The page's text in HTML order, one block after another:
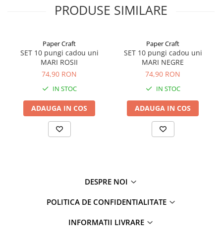
PRODUSE SIMILARE
Paper Craft
SET 10 pungi cadou uni
MARI ROSII
74,90 RON
IN STOC
ADAUGA IN COS
Paper Craft
SET 10 pungi cadou uni
MARI NEGRE
74,90 RON
IN STOC
ADAUGA IN COS
DESPRE NOI
POLITICA DE CONFIDENTIALITATE
INFORMATII LIVRARE